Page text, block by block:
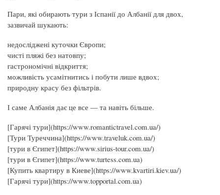
Пари, які обирають тури з Іспанії до Албанії для двох,
зазвичай шукають:
недосліджені куточки Європи;
чисті пляжі без натовпу;
гастрономічні відкриття;
можливість усамітнитись і побути лише вдвох;
природну красу без фільтрів.
І саме Албанія дає це все — та навіть більше.
[Гарячі тури](https://www.romantictravel.com.ua/)
[Тури Туреччина](https://www.traveluk.com.ua/)
[тури в Єгипет](https://www.sirius-tour.com.ua/)
[тури в Єгипет](https://www.turtess.com.ua)
[Купить квартиру в Киеве](https://www.kvartiri.kiev.ua/)
[Гарячі тури](https://www.topportal.com.ua)